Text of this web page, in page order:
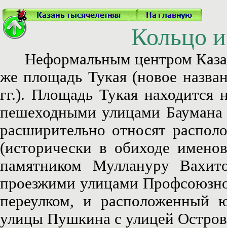
Кольцо
Неформальным центром
же площадь Тукая (новое
гг.). Площадь Тукая
пешеходными улицами Баумана
расширительно относят
(исторически в обиходе
памятником Муллануру
проезжими улицами
переулком, и расположенный
улицы Пушкина с улицей